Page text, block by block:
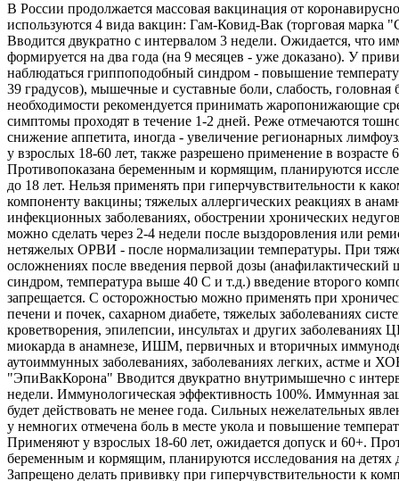
В России продолжается массовая вакцинация от
используются 4 вида вакцин: Гам-Ковид-Вак (торговая марка
Вводится двукратно с интервалом 3 недели. Ожидается, что
формируется на два года (на 9 месяцев - уже доказано). У
наблюдаться гриппоподобный синдром - повышение
39 градусов), мышечные и суставные боли, слабость, головная
необходимости рекомендуется принимать жаропонижающие
симптомы проходят в течение 1-2 дней. Реже отмечаются
снижение аппетита, иногда - увеличение регионарных
у взрослых 18-60 лет, также разрешено применение в возрасте
Противопоказана беременным и кормящим, планируются
до 18 лет. Нельзя применять при гиперчувствительности к
компоненту вакцины; тяжелых аллергических реакциях в
инфекционных заболеваниях, обострении хронических
можно сделать через 2-4 недели после выздоровления или
нетяжелых ОРВИ - после нормализации температуры. При
осложнениях после введения первой дозы
синдром, температура выше 40 С и т.д.) введение второго
запрещается. С осторожностью можно применять при
печени и почек, сахарном диабете, тяжелых заболеваниях
кроветворения, эпилепсии, инсультах и других заболеваниях
миокарда в анамнезе, ИШМ, первичных и вторичных
аутоиммунных заболеваниях, заболеваниях легких, астме и
"ЭпиВакКорона" Вводится двукратно внутримышечно с
недели. Иммунологическая эффективность 100%. Иммунная
будет действовать не менее года. Сильных нежелательных
у немногих отмечена боль в месте укола и повышение
Применяют у взрослых 18-60 лет, ожидается допуск и 60+.
беременным и кормящим, планируются исследования на детях
Запрещено делать прививку при гиперчувствительности к